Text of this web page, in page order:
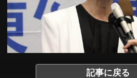
記事に戻る